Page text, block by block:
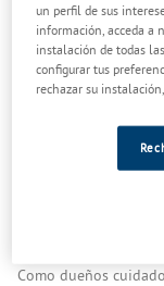
canino. No
perdiendo dichas
en los mismos y el
Una fricción que
Esto es debido a
corporal reseñable
en perros es una de
Como dueños
un perfil de sus
información, acceda a
instalación de todas
configurar tus
rechazar su